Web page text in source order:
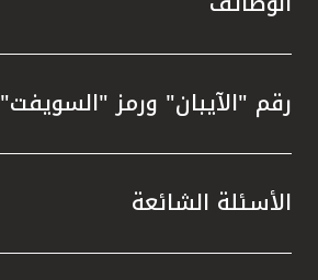
رقم "الآيبان" ورمز "السويفت"
الأسئلة الشائعة